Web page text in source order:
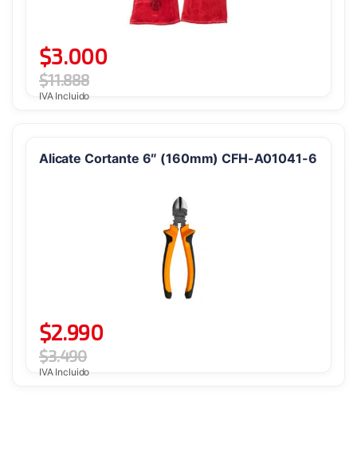
$3.000
$11.888
IVA Incluido
Alicate Cortante 6″ (160mm) CFH-A01041-6
$2.990
$3.490
IVA Incluido